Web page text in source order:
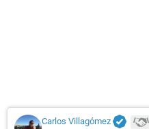
Carlos Villagómez